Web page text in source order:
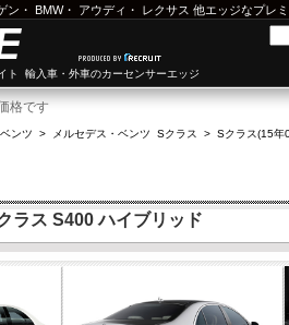
ン ・ BMW・ アウディ ・ レクサス 他エッジなプレ
ト 輸入車・外車のカーセンサーエッジ
格です
ンツ > メルセデス・ベンツ Sクラス > Sクラス(15年
ラス S400 ハイブリッド